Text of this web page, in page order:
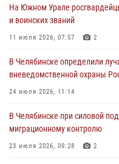
В Челябинской области
задержан подозреваемый в
На Южном Урале
и воинских званий
11 июля 2026, 07:57 2
В Челябинске определили
вневедомственной охраны
24 июля 2026, 11:14
В Челябинске при силовой
миграционному контролю
23 июля 2026, 09:28 2